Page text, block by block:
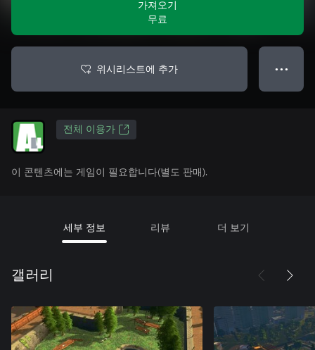
가져오기
무료
위시리스트에 추가 ● ● ●
전체 이용가
이 콘텐츠에는 게임이 필요합니다(별도 판매).
세부 정보 리뷰 더 보기
갤러리